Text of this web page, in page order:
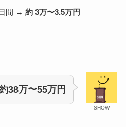
日間 →約 3万〜3.5万円
SHOW
38万〜55万円